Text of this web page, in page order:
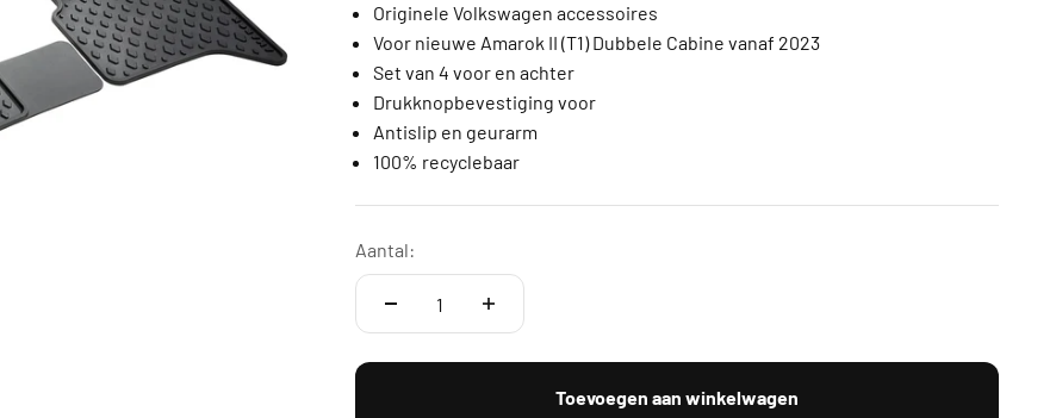
Originele Volkswagen accessoires
Voor nieuwe Amarok II (T1) Dubbele Cabine vanaf 2023
Set van 4 voor en achter
Drukknopbevestiging voor
Antislip en geurarm
100% recyclebaar
Aantal:
Toevoegen aan winkelwagen